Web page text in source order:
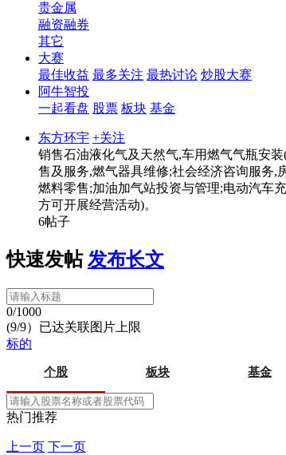
贵金属
融资融券
其它
大赛
最佳收益 最多关注 最热讨论 炒股大赛
阿牛智投
一起看盘 股票 板块 基金
东方环宇 +关注
销售石油液化气及天然气,车用燃气气瓶安
售及服务,燃气器具维修;社会经济咨询服务,
燃料零售;加油加气站投资与管理;电动汽车
方可开展经营活动)。
6帖子
快速发帖 发布长文
0/1000
(9/9）已达关联图片上限
标的
个股 板块 基金
热门推荐
上一页 下一页